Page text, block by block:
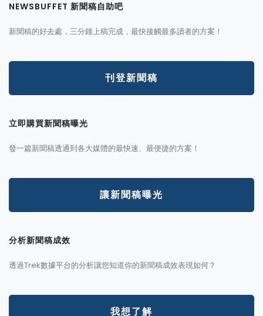
NEWSBUFFET 新聞稿自助吧
新聞稿的好去處，三分鐘上稿完成，最快接觸最多讀者的方案！
刊登新聞稿
立即購買新聞稿曝光
發一篇新聞稿透通到各大媒體的最快速、最便捷的方案！
讓新聞稿曝光
分析新聞稿成效
透過Trek數據平台的分析讓您知道你的新聞稿成效表現如何？
我想了解